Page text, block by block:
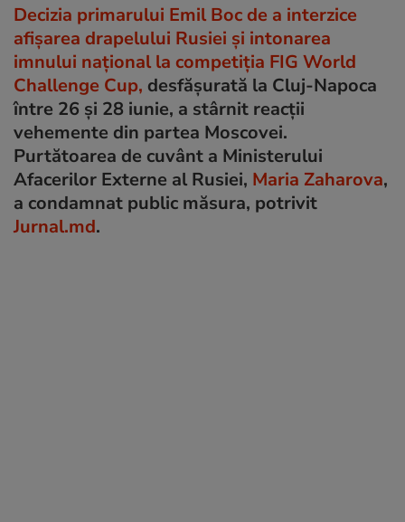
Decizia primarului Emil Boc de a interzice
afișarea drapelului Rusiei și intonarea
imnului național la competiția FIG World
Challenge Cup, desfășurată la Cluj-Napoca
între 26 și 28 iunie, a stârnit reacții
vehemente din partea Moscovei.
Purtătoarea de cuvânt a Ministerului
Afacerilor Externe al Rusiei, Maria Zaharova,
a condamnat public măsura, potrivit
Jurnal.md.